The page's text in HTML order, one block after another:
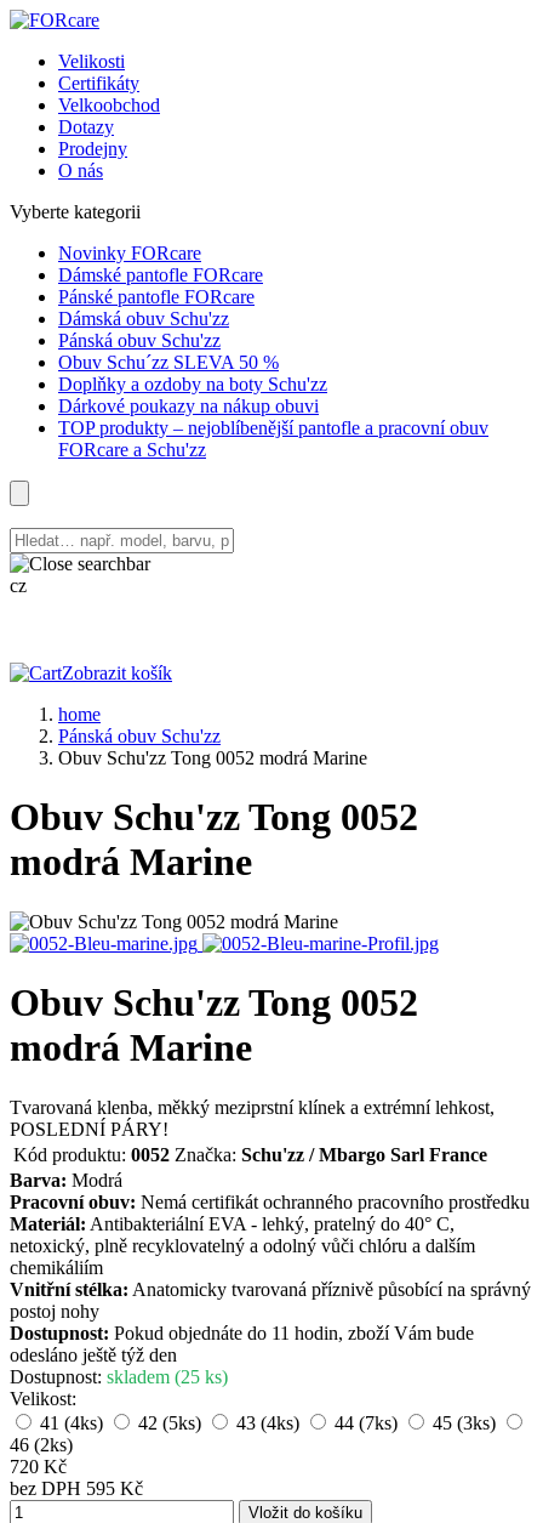
Velikosti
Certifikáty
Velkoobchod
Dotazy
Prodejny
O nás
Vyberte kategorii
Novinky FORcare
Dámské pantofle FORcare
Pánské pantofle FORcare
Dámská obuv Schu'zz
Pánská obuv Schu'zz
Obuv Schu´zz SLEVA 50 %
Doplňky a ozdoby na boty Schu'zz
Dárkové poukazy na nákup obuvi
TOP produkty – nejoblíbenější pantofle a pracovní obuv
FORcare a Schu'zz
cz
Zobrazit košík
home
Pánská obuv Schu'zz
Obuv Schu'zz Tong 0052 modrá Marine
Obuv Schu'zz Tong 0052
modrá Marine
Obuv Schu'zz Tong 0052
modrá Marine
Tvarovaná klenba, měkký meziprstní klínek a extrémní lehkost,
POSLEDNÍ PÁRY!
Kód produktu: 0052 Značka: Schu'zz / Mbargo Sarl France
Barva: Modrá
Pracovní obuv: Nemá certifikát ochranného pracovního prostředku
Materiál: Antibakteriální EVA - lehký, pratelný do 40° C,
netoxický, plně recyklovatelný a odolný vůči chlóru a dalším
chemikáliím
Vnitřní stélka: Anatomicky tvarovaná příznivě působící na správný
postoj nohy
Dostupnost: Pokud objednáte do 11 hodin, zboží Vám bude
odesláno ještě týž den
Dostupnost: skladem (25 ks)
Velikost:
41 (4ks) 42 (5ks) 43 (4ks) 44 (7ks) 45 (3ks)
46 (2ks)
720 Kč
bez DPH 595 Kč